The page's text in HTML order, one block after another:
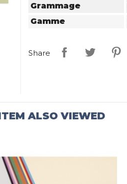
Grammage
Gamme
Share
ALSO VIEWED